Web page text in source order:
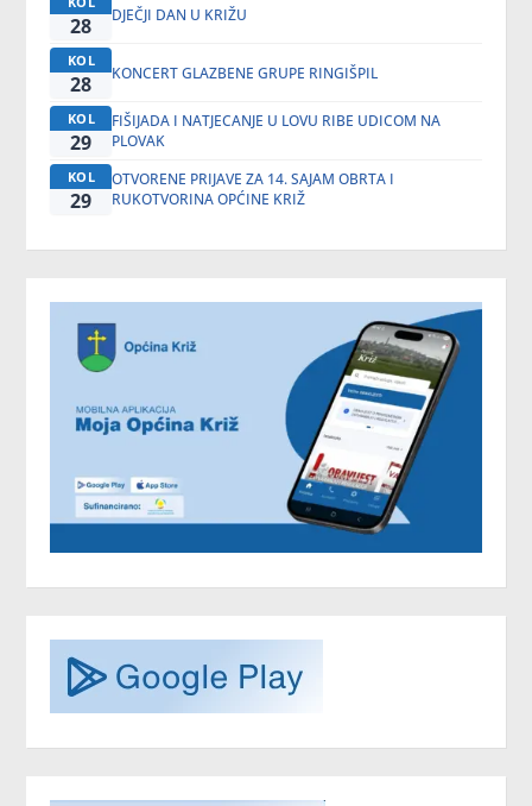
28 DJEČJI DAN U KRIŽU
KOL
28 KONCERT GLAZBENE GRUPE RINGIŠPIL
KOL
29
FIŠIJADA I NATJECANJE U LOVU RIBE UDICOM NA
PLOVAK
KOL
29
OTVORENE PRIJAVE ZA 14. SAJAM OBRTA I
RUKOTVORINA OPĆINE KRIŽ